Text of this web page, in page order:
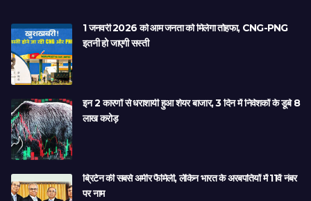
1 जनवरी 2026 को आम जनता को मिलेगा तोहफा, CNG-PNG
इतनी हो जाएगी सस्ती
इन 2 कारणों से धराशायी हुआ शेयर बाजार, 3 दिन में निवेशकों के डूबे 8
लाख करोड़
ब्रिटेन की सबसे अमीर फैमिली, लेकिन भारत के अरबपतियों में 11वें नंबर
पर नाम